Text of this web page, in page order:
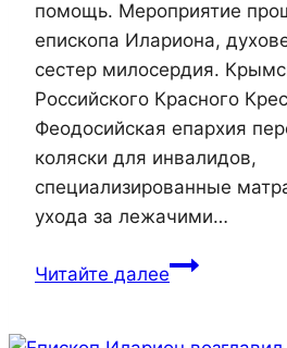
помощь. Мероприятие
епископа Илариона,
сестер милосердия.
Российского Красного
Феодосийская епархия
коляски для инвалидов,
специализированные
ухода за лежачими…
Читайте далееКрасный